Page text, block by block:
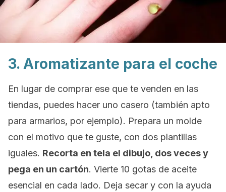
3. Aromatizante para el coche
En lugar de comprar ese que te venden en las
tiendas, puedes hacer uno casero (también apto
para armarios, por ejemplo). Prepara un molde
con el motivo que te guste, con dos plantillas
iguales. Recorta en tela el dibujo, dos veces y
pega en un cartón. Vierte 10 gotas de aceite
esencial en cada lado. Deja secar y con la ayuda